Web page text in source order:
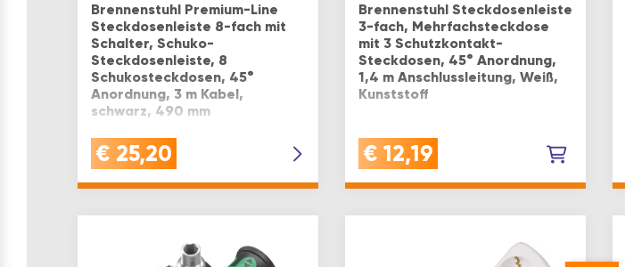
Brennenstuhl Premium-Line
Steckdosenleiste 8-fach mit
Schalter, Schuko-
Steckdosenleiste, 8
Schukosteckdosen, 45°
Anordnung, 3 m Kabel,
schwarz, 490 mm
Auswahl: 8 Schukosteckdosen
€ 25,20
Brennenstuhl Steckdosenleiste
3-fach, Mehrfachsteckdose
mit 3 Schutzkontakt-
Steckdosen, 45° Anordnung,
1,4 m Anschlussleitung, Weiß,
Kunststoff
VERWENDUNG: Brennenstuhl
Steckdosenleiste zur
Stromversorgung mehrerer
Geräte als
€ 12,19